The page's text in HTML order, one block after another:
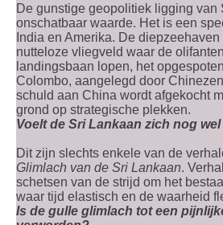
De gunstige geopolitiek ligging van
onschatbaar waarde. Het is een
India en Amerika. De
nutteloze vliegveld waar de
landingsbaan lopen, het
Colombo, aangelegd door
schuld aan China wordt afgekocht
grond op strategische plekken.
Voelt de Sri Lankaan zich nog
Dit zijn slechts enkele van de
Glimlach van de Sri Lankaan.
schetsen van de strijd om het
waar tijd elastisch en de waarheid
Is de gulle glimlach tot een